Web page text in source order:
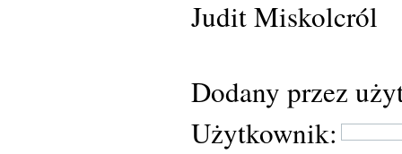
Judit Miskolcról
Dodany przez
Użytkownik: